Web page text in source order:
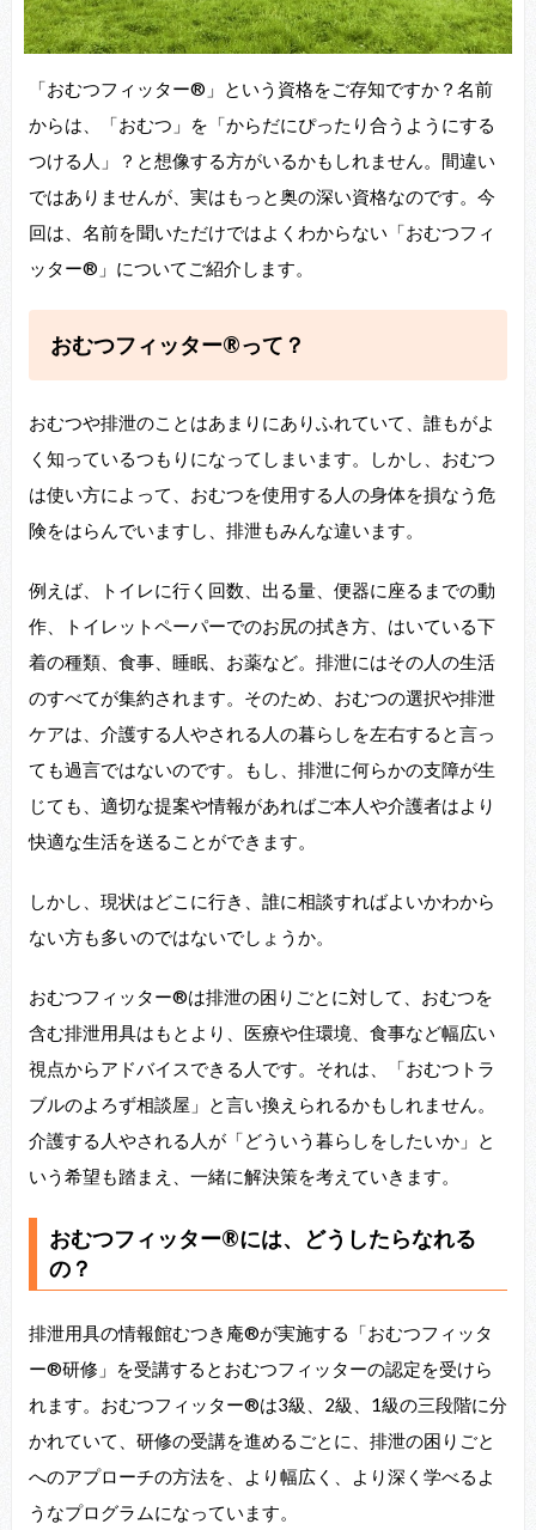
「おむつフィッター®」という資格をご存知ですか？名前
からは、「おむつ」を「からだにぴったり合うようにする
つける人」？と想像する方がいるかもしれません。間違い
ではありませんが、実はもっと奥の深い資格なのです。今
回は、名前を聞いただけではよくわからない「おむつフィ
ッター®」についてご紹介します。
おむつフィッター®って？
おむつや排泄のことはあまりにありふれていて、誰もがよ
く知っているつもりになってしまいます。しかし、おむつ
は使い方によって、おむつを使用する人の身体を損なう危
険をはらんでいますし、排泄もみんな違います。
例えば、トイレに行く回数、出る量、便器に座るまでの動
作、トイレットペーパーでのお尻の拭き方、はいている下
着の種類、食事、睡眠、お薬など。排泄にはその人の生活
のすべてが集約されます。そのため、おむつの選択や排泄
ケアは、介護する人やされる人の暮らしを左右すると言っ
ても過言ではないのです。もし、排泄に何らかの支障が生
じても、適切な提案や情報があればご本人や介護者はより
快適な生活を送ることができます。
しかし、現状はどこに行き、誰に相談すればよいかわから
ない方も多いのではないでしょうか。
おむつフィッター®は排泄の困りごとに対して、おむつを
含む排泄用具はもとより、医療や住環境、食事など幅広い
視点からアドバイスできる人です。それは、「おむつトラ
ブルのよろず相談屋」と言い換えられるかもしれません。
介護する人やされる人が「どういう暮らしをしたいか」と
いう希望も踏まえ、一緒に解決策を考えていきます。
おむつフィッター®には、どうしたらなれる
の？
排泄用具の情報館むつき庵®が実施する「おむつフィッタ
ー®研修」を受講するとおむつフィッターの認定を受けら
れます。おむつフィッター®は3級、2級、1級の三段階に分
かれていて、研修の受講を進めるごとに、排泄の困りごと
へのアプローチの方法を、より幅広く、より深く学べるよ
うなプログラムになっています。